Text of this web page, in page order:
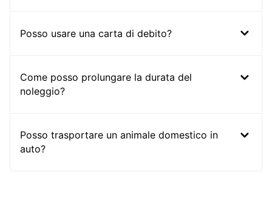
Posso usare una carta di debito?
Come posso prolungare la durata del
noleggio?
Posso trasportare un animale domestico in
auto?